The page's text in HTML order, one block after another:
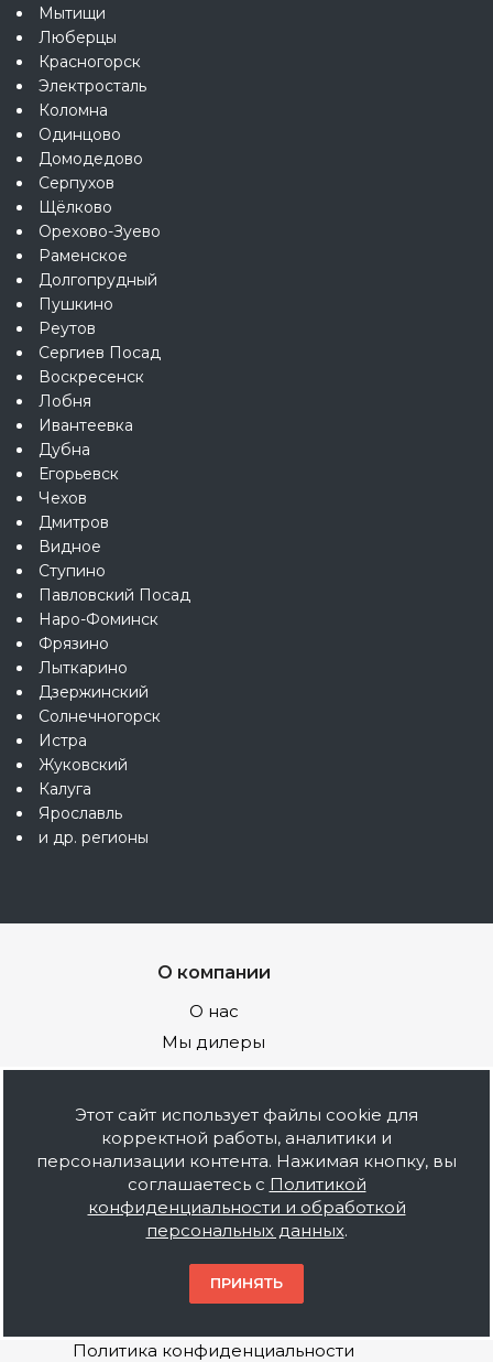
Мытищи
Люберцы
Красногорск
Электросталь
Коломна
Одинцово
Домодедово
Серпухов
Щёлково
Орехово-Зуево
Раменское
Долгопрудный
Пушкино
Реутов
Сергиев Посад
Воскресенск
Лобня
Ивантеевка
Дубна
Егорьевск
Чехов
Дмитров
Видное
Ступино
Павловский Посад
Наро-Фоминск
Фрязино
Лыткарино
Дзержинский
Солнечногорск
Истра
Жуковский
Калуга
Ярославль
и др. регионы
О компании
О нас
Мы дилеры
Наше производство
Поставщикам
Оптовикам
Покупателям
Условия доставки
Политика конфиденциальности
Этот сайт использует файлы cookie для
корректной работы, аналитики и
персонализации контента. Нажимая кнопку, вы
соглашаетесь с Политикой
конфиденциальности и обработкой
персональных данных.
ПРИНЯТЬ